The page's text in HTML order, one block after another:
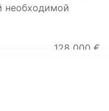
необходимой
128 000 €